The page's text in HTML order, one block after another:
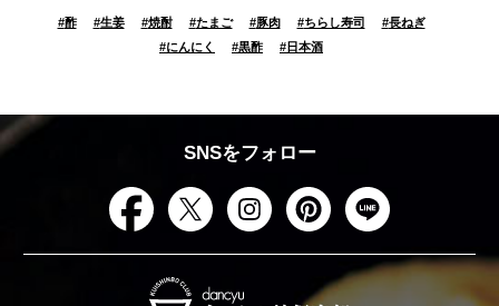
#酢 #生姜 #焼酎 #たまご #豚肉 #ちらし寿司 #長ねぎ
#にんにく #黒酢 #日本酒
SNSをフォロー